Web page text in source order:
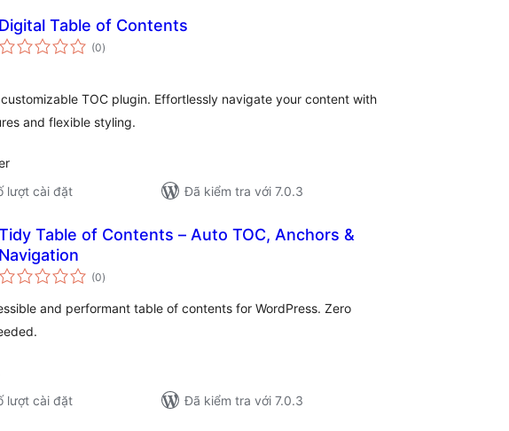
Digital Table of Contents
(0tổng
đánh
)
TOC plugin. Effortlessly navigate your content with
and flexible styling.
lượt cài đặt
Đã kiểm tra với 7.0.3
Table of Contents – Auto TOC, Anchors &
Navigation
(0tổng
đánh
)
and performant table of contents for WordPress. Zero
lượt cài đặt
Đã kiểm tra với 7.0.3